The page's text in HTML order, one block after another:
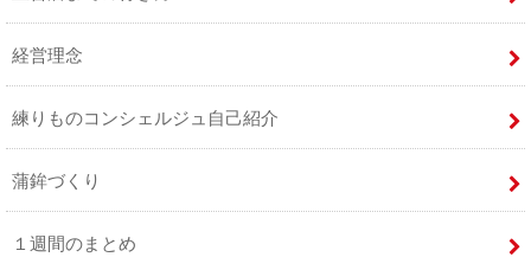
経営理念
練りものコンシェルジュ自己紹介
蒲鉾づくり
１週間のまとめ